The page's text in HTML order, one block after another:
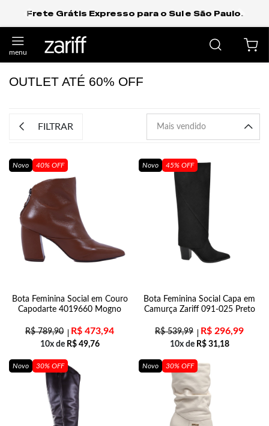
Frete Grátis Expresso para o Sul e São Paulo.
OUTLET ATÉ 60% OFF
FILTRAR
Novo 40% OFF
Bota Feminina Social em Couro
Capodarte 4019660 Mogno
R$789,90 R$ 473,94
10x de R$49,76
Novo 45% OFF
Bota Feminina Social Capa em
Camurça Zariff 091-025 Preto
R$539,99 R$ 296,99
10x de R$31,18
Novo 30% OFF Novo 30% OFF